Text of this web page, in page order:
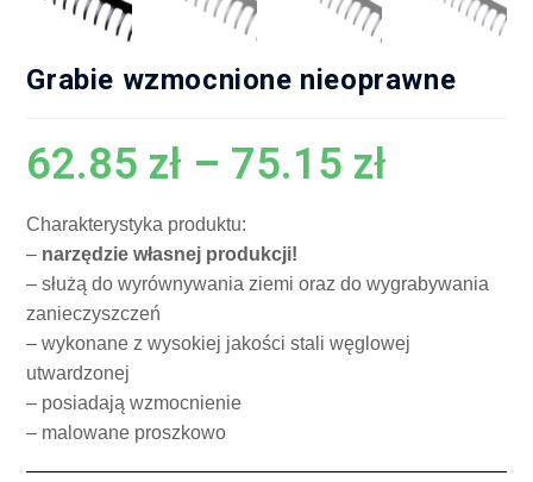
Grabie wzmocnione nieoprawne
62.85 zł – 75.15 zł
Charakterystyka produktu:
– narzędzie własnej produkcji!
– służą do wyrównywania ziemi oraz do wygrabywania
zanieczyszczeń
– wykonane z wysokiej jakości stali węglowej
utwardzonej
– posiadają wzmocnienie
– malowane proszkowo